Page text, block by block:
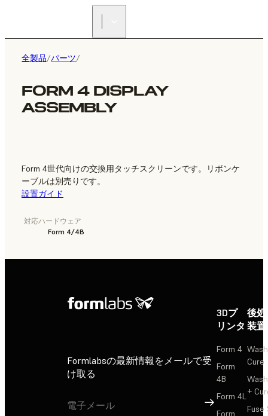
全製品/パーツ/
FORM 4 DISPLAY
ASSEMBLY
Form 4世代向けの交換用タッチスクリーンです。リボンケ
ーブルは別売りです。
設置ガイド
対応ハードウェア
Form 4/4B
Formlabsの最新情報をメールで受
け取る
サインアップ
3Dプ
リンタ
Form 4
Form
4B
Form 4L
Form
後
装置
Cure
+
Fuse